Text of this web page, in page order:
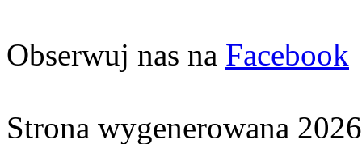
Obserwuj nas na Facebook
Strona wygenerowana